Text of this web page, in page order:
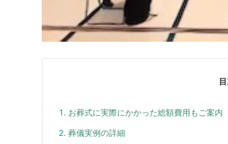
お葬式に実際にかかった総額費用もご案内
葬儀実例の詳細